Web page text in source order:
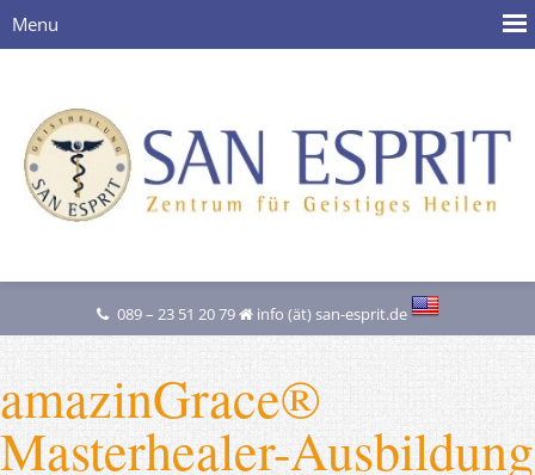
089 – 23 51 20 79 info (ät) san-esprit.de
amazinGrace®
Masterhealer-Ausbildung